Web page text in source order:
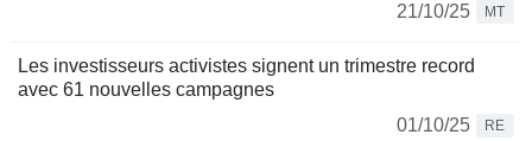
21/10/25
MT
Les investisseurs activistes signent un trimestre record
avec 61 nouvelles campagnes
01/10/25
RE